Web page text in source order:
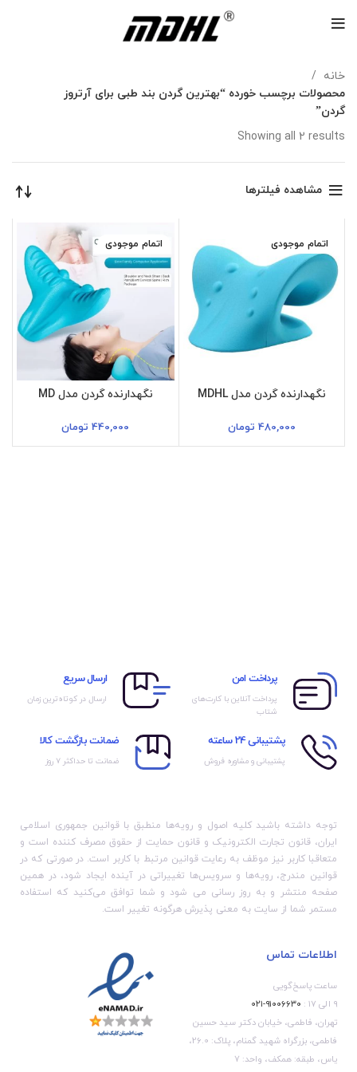
خانه
محصولات برچسب خورده “بهترین گردن بند طبی برای آرتروز
گردن”
Showing all 2 results
مشاهده فیلترها
اتمام موجودی
نگهدارنده گردن مدل MDHL
480,000 تومان
اتمام موجودی
نگهدارنده گردن مدل MD
440,000 تومان
پرداخت امن
پرداخت آنلاین با کارت‌های
شتاب
ارسال سریع
ارسال در کوتاه‌ترین زمان
پشتیبانی 24 ساعته
پشتیبانی و مشاوره فروش
ضمانت بازگشت کالا
ضمانت تا حداکثر ۷ روز
توجه داشته باشید کلیه اصول و رویه‏‌ها منطبق با قوانین جمهوری اسلامی
ایران، قانون تجارت الکترونیک و قانون حمایت از حقوق مصرف کننده است و
متعاقبا کاربر نیز موظف به رعایت قوانین مرتبط با کاربر است. در صورتی که در
قوانین مندرج، رویه‏‌ها و سرویس‏‌ها تغییراتی در آینده ایجاد شود، در همین
صفحه منتشر و به روز رسانی می شود و شما توافق می‏‌کنید که استفاده
مستمر شما از سایت به معنی پذیرش هرگونه تغییر است.
اطلاعات تماس
ساعت پاسخ‌گویی
۹ الی ۱۷ :
۹۱۰۰۶۶۳۰-۰۲۱
تهران، فاطمی، خیابان دکتر سید حسین
فاطمی، بزرگراه شهید گمنام، پلاک: 26.0،
یاس، طبقه: همکف، واحد: 7